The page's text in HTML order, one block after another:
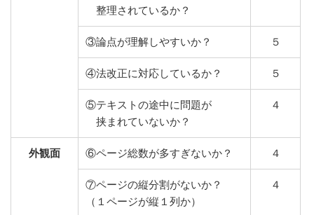
整理されているか？
③論点が理解しやすいか？ ５
④法改正に対応しているか？ ５
⑤テキストの途中に問題が
挟まれていないか？
４
外観面 ⑥ページ総数が多すぎないか？ ４
⑦ページの縦分割がないか？
（１ページが縦１列か）
４